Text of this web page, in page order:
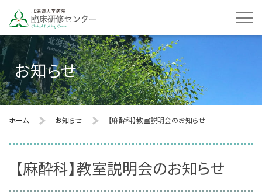
お知らせ
ホーム お知らせ 【麻酔科】教室説明会のお知らせ
【麻酔科】教室説明会のお知らせ